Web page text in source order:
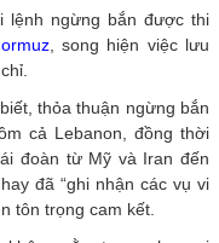
lệnh ngừng bắn được thi
, song hiện việc lưu
thỏa thuận ngừng bắn
cả Lebanon, đồng thời
đoàn từ Mỹ và Iran đến
đã “ghi nhận các vụ vi
tôn trọng cam kết.